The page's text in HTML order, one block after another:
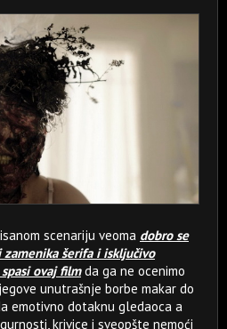
scenariju veoma dobro se
zamenika šerifa i isključivo
ovaj filmda ga ne ocenimo
unutrašnje borbe makar do
emotivno dotaknu gledaoca a
krivice i sveopšte nemoći